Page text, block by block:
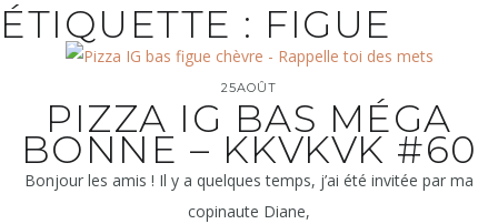
ÉTIQUETTE : FIGUE
25AOÛT
PIZZA IG BAS MÉGA
BONNE – KKVKVK #60
Bonjour les amis ! Il y a quelques temps, j’ai été invitée par ma
copinaute Diane,